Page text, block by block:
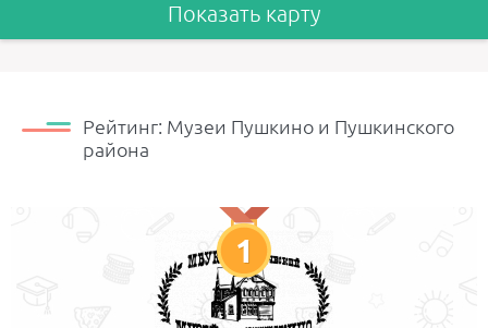
Показать карту
Рейтинг: Музеи Пушкино и Пушкинского
района
1